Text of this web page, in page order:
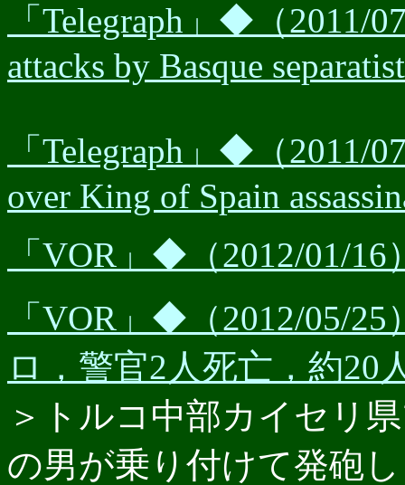
「Telegraph」◆（2011/
attacks by Basque
「Telegraph」◆（2011/
over King of Spain
「VOR」◆（2012/01/
「VOR」◆（2012/05/
ロ，警官2人死亡，約20
＞トルコ中部カイセリ
の男が乗り付けて発砲